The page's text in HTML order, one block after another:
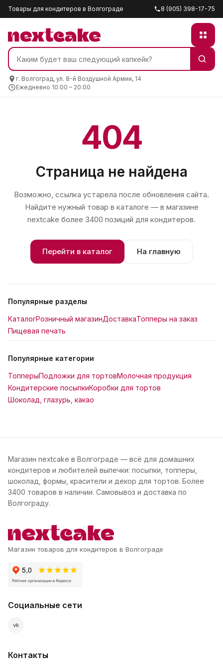
Товары для кондитеров в Волгограде 8 (905) 398-17-75
г. Волгоград, ул. 8-й Воздушной Армии, 14
Ежедневно 10:00 – 20:00
404
Страница не найдена
Возможно, ссылка устарела после обновления сайта.
Найдите нужный товар в каталоге — в магазине
nextcake более 3400 позиций для кондитеров.
Перейти в каталог На главную
Популярные разделы
КаталогРозничный магазинДоставкаТопперы на заказ
Пищевая печать
Популярные категории
ТопперыПодложки для тортовМолочная продукция
Кондитерские посыпкиКоробки для тортов
Шоколад, глазурь, какао
Магазин nextcake в Волгограде — всё для домашних
кондитеров и любителей выпечки: посыпки, топперы,
шоколад, формы, красители и декор для тортов. Более
3400 товаров в наличии. Самовывоз и доставка по
Волгограду.
Магазин товаров для кондитеров в Волгограде
Социальные сети
vk
Контакты